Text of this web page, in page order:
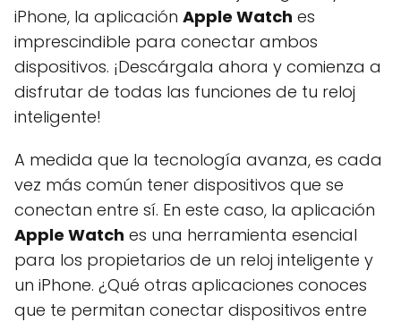
iPhone, la aplicación Apple Watch es
imprescindible para conectar ambos
dispositivos. ¡Descárgala ahora y comienza a
disfrutar de todas las funciones de tu reloj
inteligente!
A medida que la tecnología avanza, es cada
vez más común tener dispositivos que se
conectan entre sí. En este caso, la aplicación
Apple Watch es una herramienta esencial
para los propietarios de un reloj inteligente y
un iPhone. ¿Qué otras aplicaciones conoces
que te permitan conectar dispositivos entre